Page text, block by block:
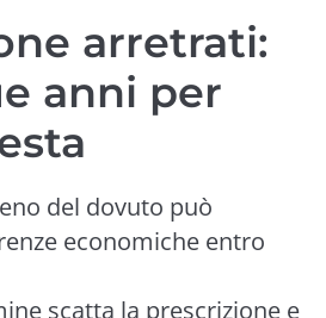
arretrati:
anni per
del dovuto può
economiche entro
scatta la prescrizione e